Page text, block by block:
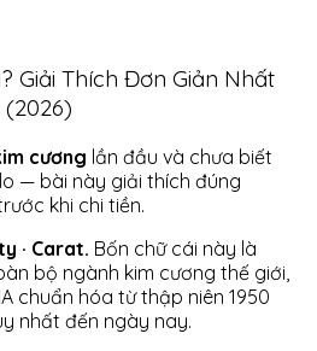
Giải Thích Đơn Giản Nhất
cương lần đầu và chưa biết
— bài này giải thích đúng
khi chi tiền.
· Carat. Bốn chữ cái này là
bộ ngành kim cương thế giới,
chuẩn hóa từ thập niên 1950
nhất đến ngày nay.